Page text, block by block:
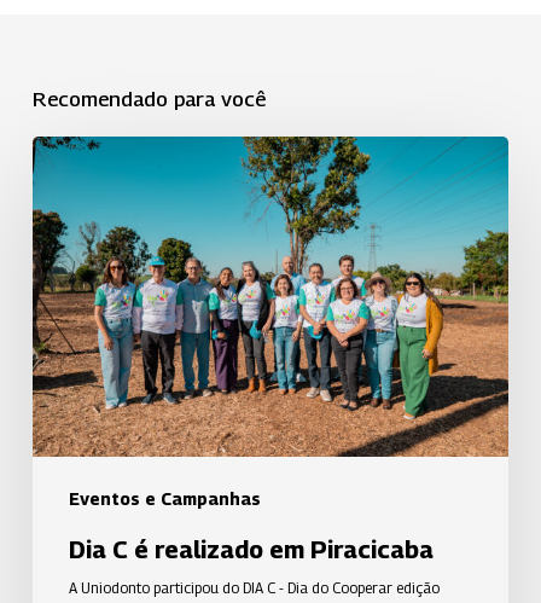
Recomendado para você
Eventos e Campanhas
Dia
C
é
realizado
em
Piracicaba
Dia C é realizado em Piracicaba
A Uniodonto participou do DIA C - Dia do Cooperar edição